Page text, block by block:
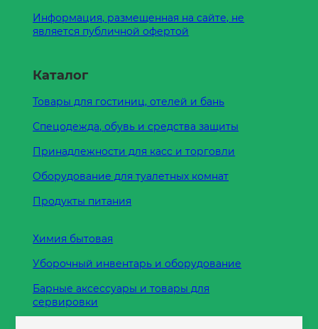
Информация, размещенная на сайте, не
является публичной офертой
Каталог
Товары для гостиниц, отелей и бань
Спецодежда, обувь и средства защиты
Принадлежности для касс и торговли
Оборудование для туалетных комнат
Продукты питания
Химия бытовая
Уборочный инвентарь и оборудование
Барные аксессуары и товары для
сервировки